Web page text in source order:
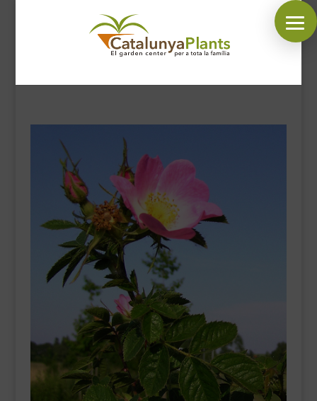
SÍGUENOS EN:
COMPLEMENTOS JARDÍN
DECORACIÓN
HORARIO GARDEN
CONTACTAR
___________________________
VEURE EN CATALÀ